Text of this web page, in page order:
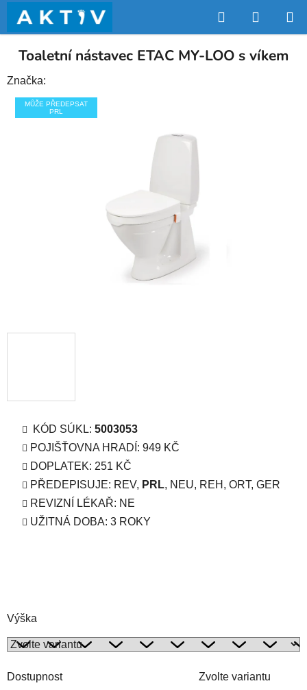
obsah
Hledat
KOŠÍK
KÓD SÚKL: 5003053
POJIŠŤOVNA HRADÍ: 949 KČ
DOPLATEK: 251 KČ
PŘEDEPISUJE: REV, PRL, NEU, REH, ORT, GER
REVIZNÍ LÉKAŘ: NE
UŽITNÁ DOBA: 3 ROKY
Výška
Dostupnost
Zvolte variantu
Toaletní nástavec ETAC MY-LOO s víkem
Značka:
MŮŽE PŘEDEPSAT
PRL